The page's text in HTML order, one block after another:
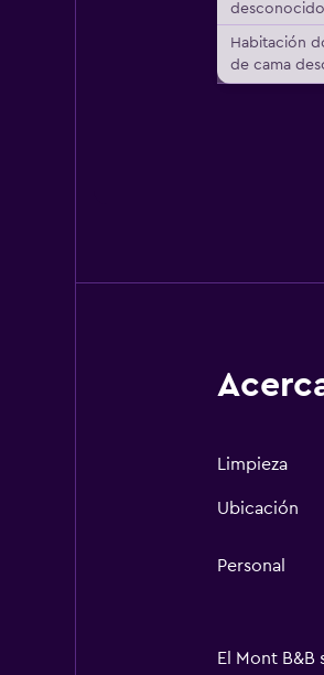
desconocido
Habitación
de cama
Limpieza
Ubicación
Personal
El Mont